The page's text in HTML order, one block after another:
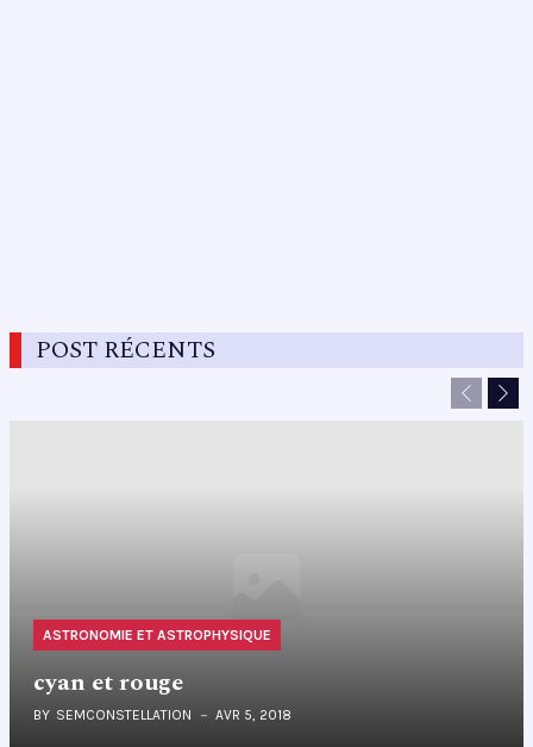
POST RÉCENTS
Previous
Next
ASTRONOMIE ET ASTROPHYSIQUE
cyan et rouge
BY SEMCONSTELLATION AVR 5, 2018